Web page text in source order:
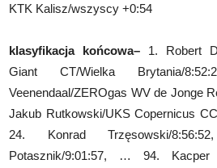
KTK Kalisz/wszyscy +0:54
klasyfikacja końcowa– 1. Robert
Giant CT/Wielka Brytania/
Veenendaal/ZEROgas WV de Jonge
Jakub Rutkowski/UKS Copernicus
24. Konrad Trzęsowski/
Potasznik/9:01:57, … 94. Kacper